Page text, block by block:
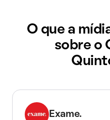
O que a
sobre o
Exame.